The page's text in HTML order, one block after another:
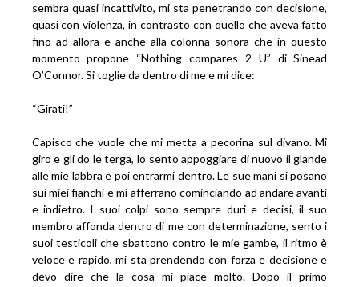
sembra quasi incattivito, mi sta penetrando con decisione,
quasi con violenza, in contrasto con quello che aveva fatto
fino ad allora e anche alla colonna sonora che in questo
momento propone “Nothing compares 2 U” di Sinead
O’Connor. Si toglie da dentro di me e mi dice:
“Girati!”
Capisco che vuole che mi metta a pecorina sul divano. Mi
giro e gli do le terga, lo sento appoggiare di nuovo il glande
alle mie labbra e poi entrarmi dentro. Le sue mani si posano
sui miei fianchi e mi afferrano cominciando ad andare avanti
e indietro. I suoi colpi sono sempre duri e decisi, il suo
membro affonda dentro di me con determinazione, sento i
suoi testicoli che sbattono contro le mie gambe, il ritmo è
veloce e rapido, mi sta prendendo con forza e decisione e
devo dire che la cosa mi piace molto. Dopo il primo